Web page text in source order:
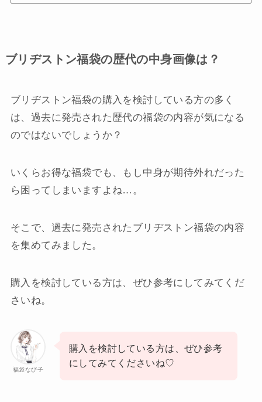
ブリヂストン福袋の歴代の中身画像は？
ブリヂストン福袋の購入を検討している方の多く
は、過去に発売された歴代の福袋の内容が気になる
のではないでしょうか？
いくらお得な福袋でも、もし中身が期待外れだった
ら困ってしまいますよね…。
そこで、過去に発売されたブリヂストン福袋の内容
を集めてみました。
購入を検討している方は、ぜひ参考にしてみてくだ
さいね。
福袋なび子
購入を検討している方は、ぜひ参考
にしてみてくださいね♡